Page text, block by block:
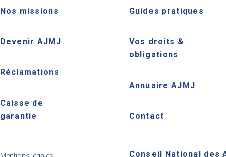
Nos missions
Devenir AJMJ
Réclamations
Caisse de
garantie
Guides pratiques
Vos droits &
obligations
Annuaire AJMJ
Contact
Conseil National